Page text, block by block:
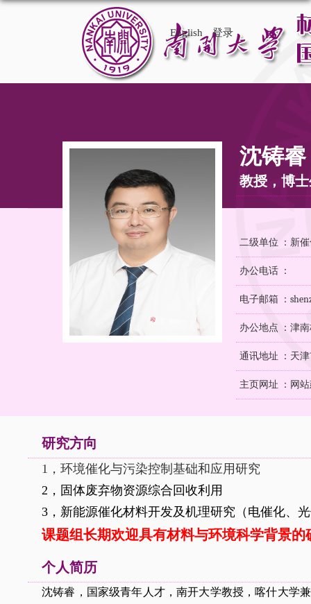
English 登录
沈铸睿
教授，博
二级单位 ：新
办公电话 ：
电子邮箱 ：
办公地点 ：津
通讯地址 ：天
主页网址 ： 网
研究方向
1 ， 环境催化与污染控制基础和应用研究
2，固体废弃物资源综合 回收利用
3，新能源催化材料开发及机理研究（电催化、
课题组长期欢迎具有材料与环境科学背景
个人简历
沈铸睿，国家级青年人才，南开大学教授，喀什大学